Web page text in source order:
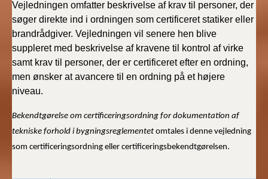
Vejledningen omfatter beskrivelse af krav til personer, der
søger direkte ind i ordningen som certificeret statiker eller
brandrådgiver. Vejledningen vil senere hen blive
suppleret med beskrivelse af kravene til kontrol af virke
samt krav til personer, der er certificeret efter en ordning,
men ønsker at avancere til en ordning på et højere
niveau.
Bekendtgørelse om certificeringsordning for dokumentation af
tekniske forhold i bygningsreglementet omtales i denne vejledning
som certificeringsordning eller certificeringsbekendtgørelsen.